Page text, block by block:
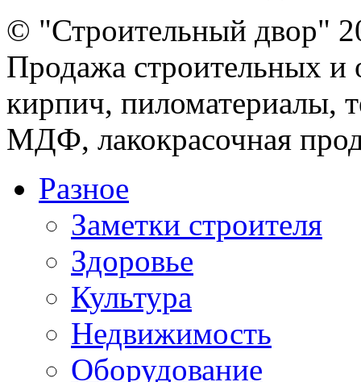
© "Строительный двор"
Продажа строительных и
кирпич, пиломатериалы,
МДФ, лакокрасочная
Разное
Заметки строителя
Здоровье
Культура
Недвижимость
Оборудование